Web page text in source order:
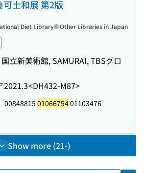
可士和展 第2版
立新美術館, SAMURAI, TBSグロ
2021.3<DH432-M87>
Diet Library Other Libraries in Japan
00848815 0106675401103476
Show more (21-)